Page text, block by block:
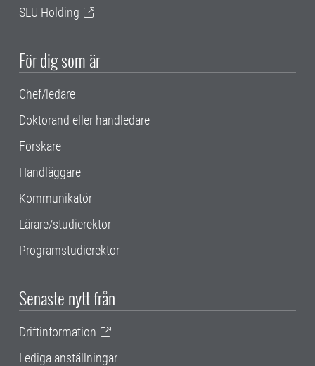
SLU Holding
För dig som är
Chef/ledare
Doktorand eller handledare
Forskare
Handläggare
Kommunikatör
Lärare/studierektor
Programstudierektor
Senaste nytt från
Driftinformation
Lediga anställningar